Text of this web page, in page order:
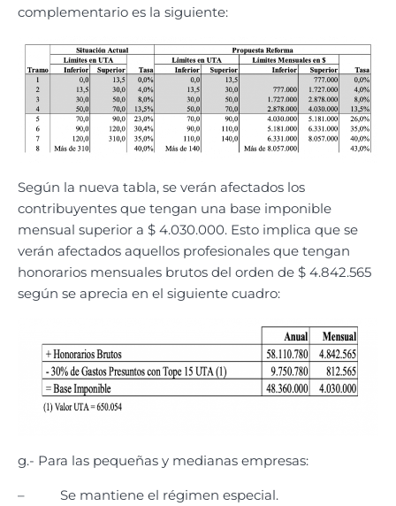
complementario es la siguiente:
Según la nueva tabla, se verán afectados los
contribuyentes que tengan una base imponible
mensual superior a $ 4.030.000. Esto implica que se
verán afectados aquellos profesionales que tengan
honorarios mensuales brutos del orden de $ 4.842.565
según se aprecia en el siguiente cuadro:
g.- Para las pequeñas y medianas empresas:
– Se mantiene el régimen especial.